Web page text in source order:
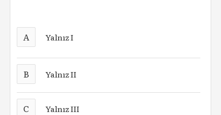
A Yalnız I
B Yalnız II
C Yalnız III